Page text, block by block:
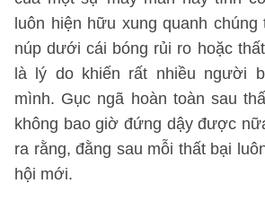
luôn hiện hữu xung quanh
núp dưới cái bóng rủi ro hoặc
là lý do khiến rất nhiều người
mình. Gục ngã hoàn toàn sau
không bao giờ đứng dậy được
ra rằng, đằng sau mỗi thất bại
hội mới.